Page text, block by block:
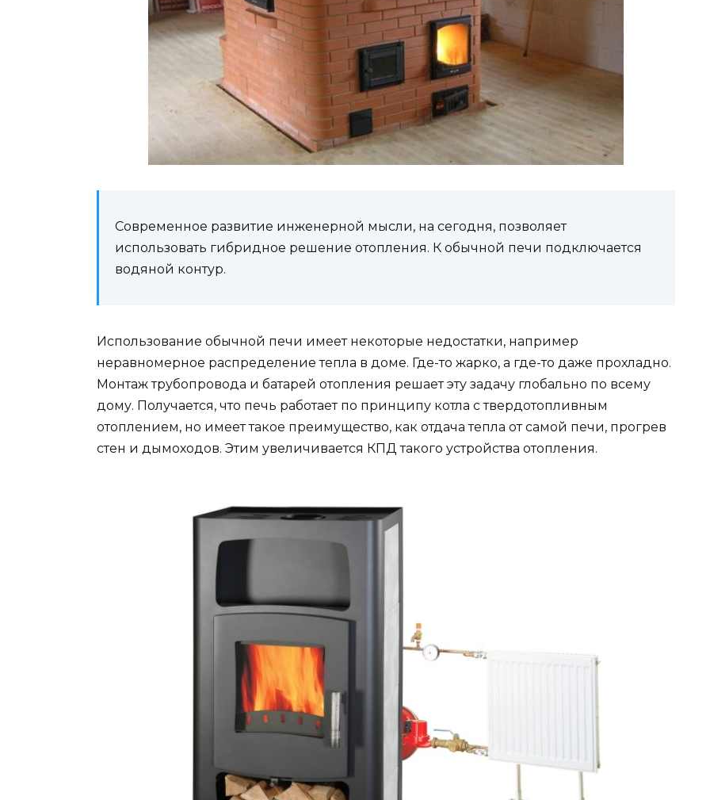
Современное развитие инженерной мысли, на сегодня, позволяет
использовать гибридное решение отопления. К обычной печи подключается
водяной контур.
Использование обычной печи имеет некоторые недостатки, например
неравномерное распределение тепла в доме. Где-то жарко, а где-то даже прохладно.
Монтаж трубопровода и батарей отопления решает эту задачу глобально по всему
дому. Получается, что печь работает по принципу котла с твердотопливным
отоплением, но имеет такое преимущество, как отдача тепла от самой печи, прогрев
стен и дымоходов. Этим увеличивается КПД такого устройства отопления.